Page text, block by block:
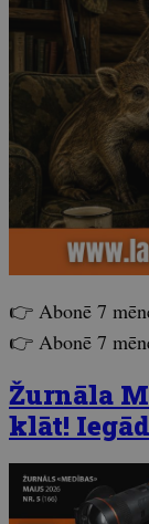
👉 Abonē 7
👉 Abonē 7
Žurnāla
klāt!